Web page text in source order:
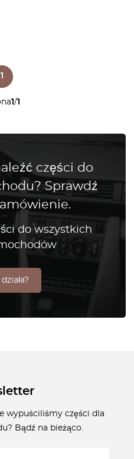
1/1
1
części do
Sprawdź
do wszystkich
wypuściliśmy części dla
Bądź na bieżąco.